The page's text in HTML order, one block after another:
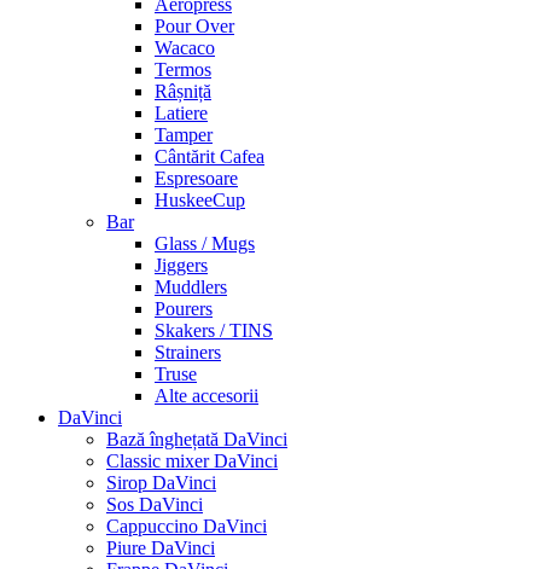
Aeropress
Pour Over
Wacaco
Termos
Râșniță
Latiere
Tamper
Cântărit Cafea
Espresoare
HuskeeCup
Bar
Glass / Mugs
Jiggers
Muddlers
Pourers
Skakers / TINS
Strainers
Truse
Alte accesorii
DaVinci
Bază înghețată DaVinci
Classic mixer DaVinci
Sirop DaVinci
Sos DaVinci
Cappuccino DaVinci
Piure DaVinci